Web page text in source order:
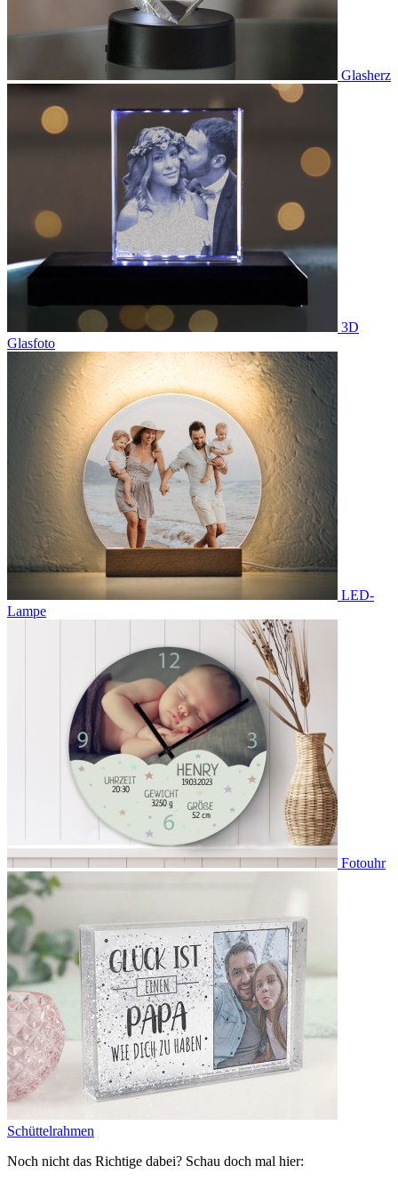
Glasherz
3D
Glasfoto
LED-
Lampe
Fotouhr
Schüttelrahmen
Noch nicht das Richtige dabei? Schau doch mal hier: